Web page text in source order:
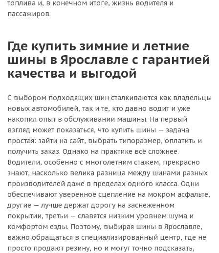
топлива и, в конечном итоге, жизнь водителя и
пассажиров.
Где купить зимние и летние
шины в Ярославле с гарантией
качества и выгодой
С выбором подходящих шин сталкиваются как владельцы
новых автомобилей, так и те, кто давно водит и уже
накопил опыт в обслуживании машины. На первый
взгляд может показаться, что купить шины — задача
простая: зайти на сайт, выбрать типоразмер, оплатить и
получить заказ. Однако на практике всё сложнее.
Водители, особенно с многолетним стажем, прекрасно
знают, насколько велика разница между шинами разных
производителей даже в пределах одного класса. Одни
обеспечивают уверенное сцепление на мокром асфальте,
другие — лучше держат дорогу на заснеженном
покрытии, третьи — славятся низким уровнем шума и
комфортом езды. Поэтому, выбирая шины в Ярославле,
важно обращаться в специализированный центр, где не
просто продают резину, но и могут точно подсказать,